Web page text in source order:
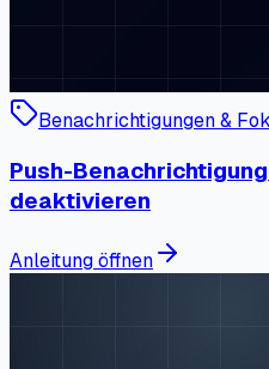
Benachrichtigungen &
Push-
deaktivieren
Anleitung öffnen